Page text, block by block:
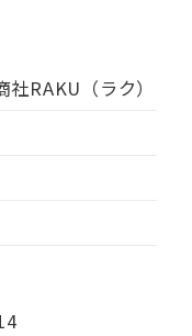
RAKU（ラク）